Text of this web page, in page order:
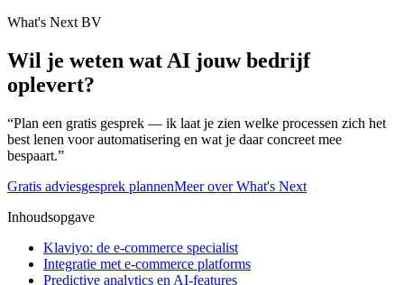
What's Next BV
Wil je weten wat AI jouw bedrijf
oplevert?
“Plan een gratis gesprek — ik laat je zien welke processen zich het
best lenen voor automatisering en wat je daar concreet mee
bespaart.”
Gratis adviesgesprek plannenMeer over What's Next
Inhoudsopgave
Klaviyo: de e-commerce specialist
Integratie met e-commerce platforms
Predictive analytics en AI-features